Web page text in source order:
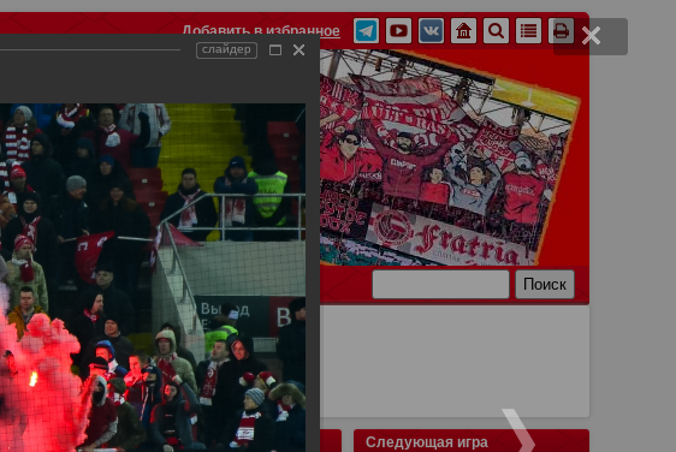
Добавить в избранное
КБ Форум Ссылки Связь
Следующая игра
слайдер